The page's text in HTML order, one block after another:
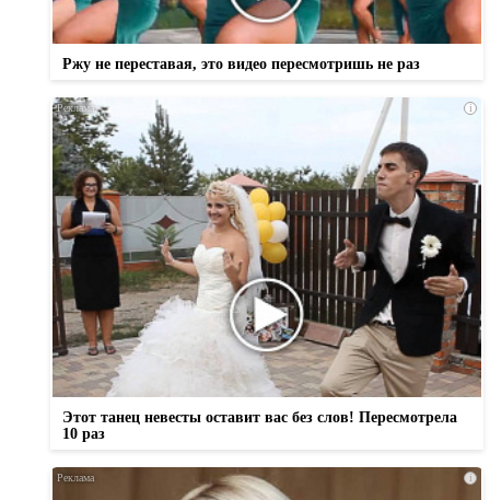
Ржу не переставая, это видео пересмотришь не раз
i
Этот танец невесты оставит вас без слов! Пересмотрела
10 раз
i